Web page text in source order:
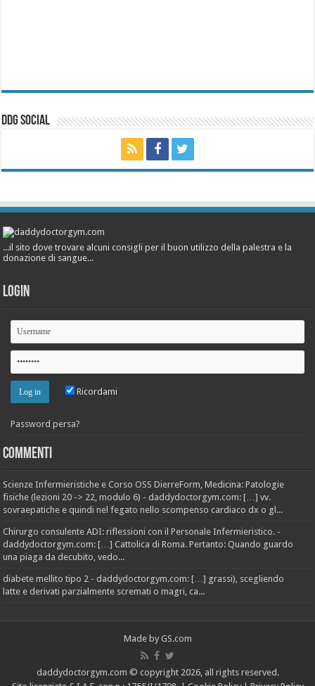
ddg Social
...il sito dove trovare alcuni consigli per il buon utilizzo della palestra e la
donazione di sangue...
Login
Ricordami
Password persa?
Commenti
Scienze Infermieristiche e Corso OSS DierreForm, Medicina: Patologie
fisiche (lezioni 20 -> 22, modulo 6) - daddydoctorgym.com: […] vv.
sovraepatiche e quindi nel fegato nello scompenso cardiaco dx o gl...
Chirurgo consulente ADI: riflessioni con il Personale Infermieristico. -
daddydoctorgym.com: […] Cattolica di Roma. Pertanto: Quando guardo
una piaga da decubito, vedo...
diabete mellito tipo 2 - daddydoctorgym.com: […] grassi), scegliendo
latte e derivati parzialmente scremati o magri, ca...
Made by GS.com
daddydoctorgym.com © copyright 2026, all rights reserved.